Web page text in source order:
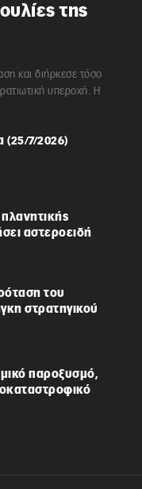
της
και διήρκεσε τόσο
υπεροχή. Η
(25/7/2026)
πλανητικής
αστεροειδή
του
στρατηγικού
παροξυσμό,